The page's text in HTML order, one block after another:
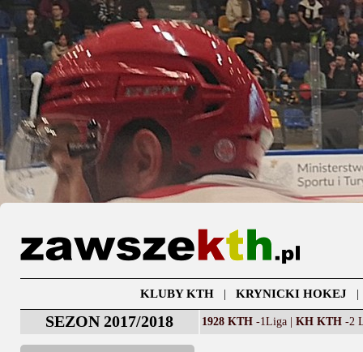
KLUBY KTH| KRYNICKI HOKEJ
SEZON 2017/2018 1928 KTH -1Liga | KH KTH -2